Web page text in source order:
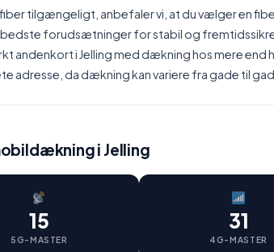
fiber tilgængeligt, anbefaler vi, at du vælger en
forudsætninger for stabil og
andenkort i Jelling med dækning hos mere end
adresse, da dækning kan variere fra gade til
i Jelling
15
5G-MASTER
31
4G-MASTER